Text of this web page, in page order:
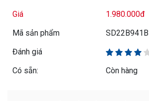
Giá
1.980.000đ
Mã sản phẩm
Đánh giá
Có sẵn:
Còn hàng